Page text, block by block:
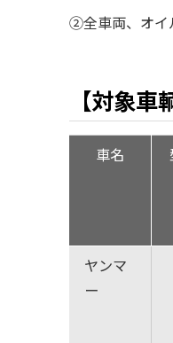
②全車両、オイ
【対象車
車名
ヤンマ
ー